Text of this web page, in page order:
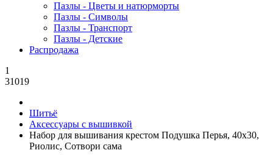
Пазлы - Цветы и натюрморты
Пазлы - Символы
Пазлы - Транспорт
Пазлы - Детские
Распродажа
1
31019
Шитьё
Аксессуары с вышивкой
Набор для вышивания крестом Подушка Перья, 40x30,
Риолис, Сотвори сама